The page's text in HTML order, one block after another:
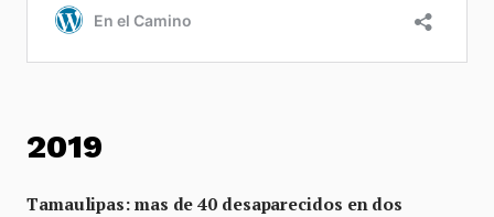
2019
Tamaulipas: mas de 40 desaparecidos en dos